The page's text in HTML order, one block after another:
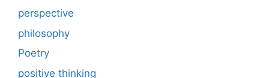
perspective
philosophy
Poetry
positive thinking